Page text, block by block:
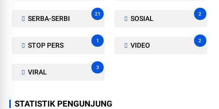
SERBA-SERBI
21
SOSIAL
2
STOP PERS
1
VIDEO
2
VIRAL
3
STATISTIK PENGUNJUNG